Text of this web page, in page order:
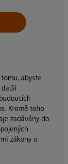
abyste
další
Kromě toho
zadávány do
zákony o